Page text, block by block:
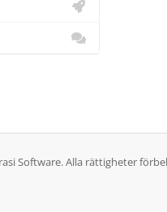
Software. Alla rättigheter